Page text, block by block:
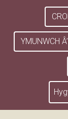
YMUNWCH